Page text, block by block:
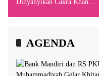
Dinyanyikan Cakra Khan
AGENDA